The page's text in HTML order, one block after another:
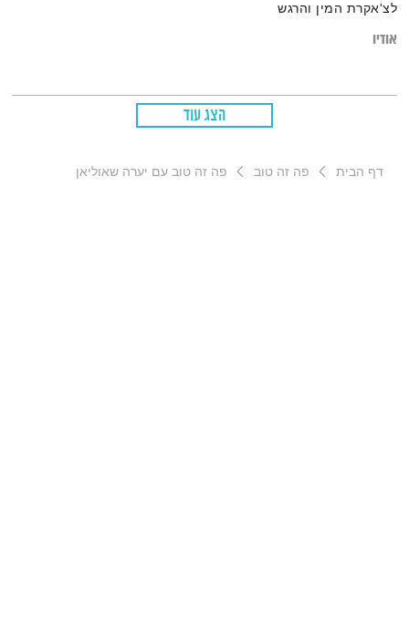
לצ'אקרת המין והרגש
אודיו
הצג עוד
דף הבית פה זה טוב פה זה טוב עם יערה שאוליאן